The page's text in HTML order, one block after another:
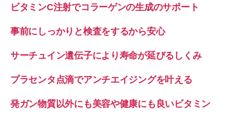
ビタミンC注射でコラーゲンの生成のサポート
事前にしっかりと検査をするから安心
サーチュイン遺伝子により寿命が延びるしくみ
プラセンタ点滴でアンチエイジングを叶える
発ガン物質以外にも美容や健康にも良いビタミン